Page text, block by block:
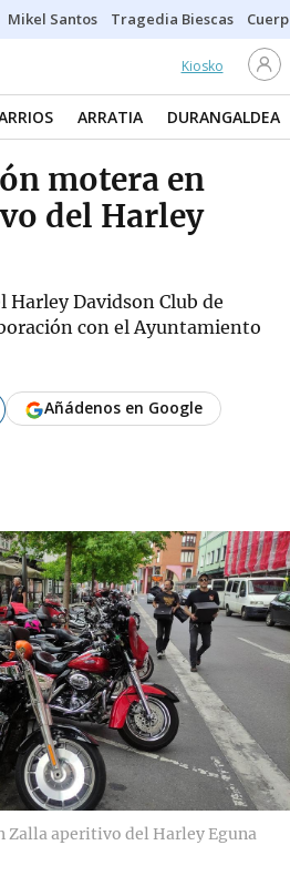
Mikel Santos Tragedia Biescas
Kiosko
ARRATIA DURANGALDEA
motera en
del Harley
Harley Davidson Club de
con el Ayuntamiento
Añádenos en Google
Zalla aperitivo del Harley Eguna